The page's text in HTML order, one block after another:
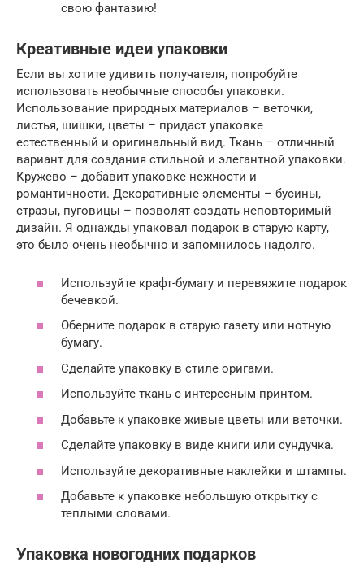
свою фантазию!
Креативные идеи упаковки
Если вы хотите удивить получателя, попробуйте
использовать необычные способы упаковки.
Использование природных материалов – веточки,
листья, шишки, цветы – придаст упаковке
естественный и оригинальный вид. Ткань – отличный
вариант для создания стильной и элегантной упаковки.
Кружево – добавит упаковке нежности и
романтичности. Декоративные элементы – бусины,
стразы, пуговицы – позволят создать неповторимый
дизайн. Я однажды упаковал подарок в старую карту,
это было очень необычно и запомнилось надолго.
Используйте крафт-бумагу и перевяжите подарок
бечевкой.
Оберните подарок в старую газету или нотную
бумагу.
Сделайте упаковку в стиле оригами.
Используйте ткань с интересным принтом.
Добавьте к упаковке живые цветы или веточки.
Сделайте упаковку в виде книги или сундучка.
Используйте декоративные наклейки и штампы.
Добавьте к упаковке небольшую открытку с
теплыми словами.
Упаковка новогодних подарков